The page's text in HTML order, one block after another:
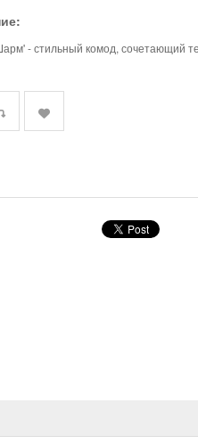
- стильный комод, сочетающий